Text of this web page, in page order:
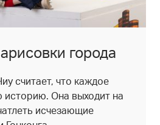
города
считает, что каждое
историю. Она выходит на
исчезающие